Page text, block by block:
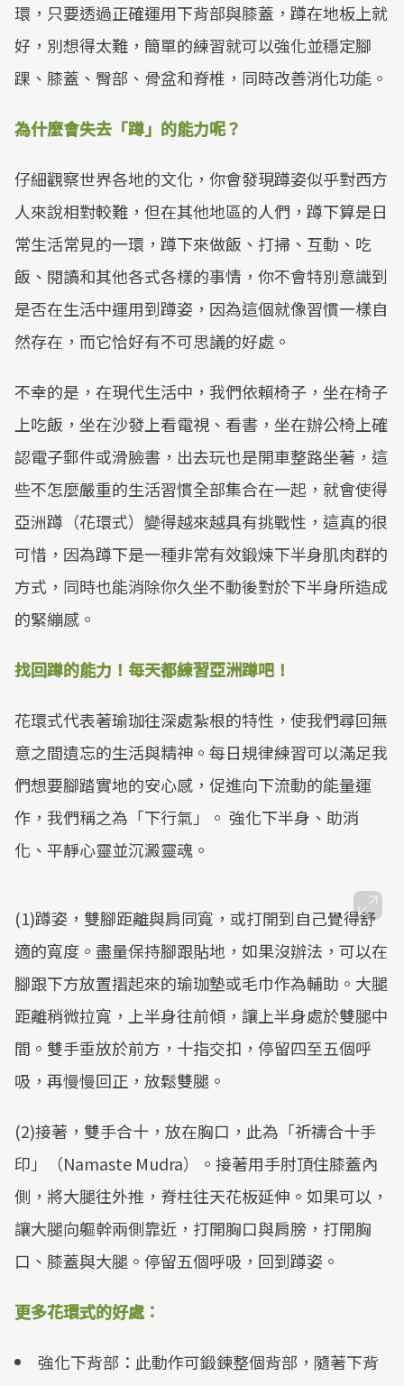
環，只要透過正確運用下背部與膝蓋，蹲在地板上就
好，別想得太難，簡單的練習就可以強化並穩定腳
踝、膝蓋、臀部、骨盆和脊椎，同時改善消化功能。
為什麼會失去「蹲」的能力呢？
仔細觀察世界各地的文化，你會發現蹲姿似乎對西方
人來說相對較難，但在其他地區的人們，蹲下算是日
常生活常見的一環，蹲下來做飯、打掃、互動、吃
飯、閱讀和其他各式各樣的事情，你不會特別意識到
是否在生活中運用到蹲姿，因為這個就像習慣一樣自
然存在，而它恰好有不可思議的好處。
不幸的是，在現代生活中，我們依賴椅子，坐在椅子
上吃飯，坐在沙發上看電視、看書，坐在辦公椅上確
認電子郵件或滑臉書，出去玩也是開車整路坐著，這
些不怎麼嚴重的生活習慣全部集合在一起，就會使得
亞洲蹲（花環式）變得越來越具有挑戰性，這真的很
可惜，因為蹲下是一種非常有效鍛煉下半身肌肉群的
方式，同時也能消除你久坐不動後對於下半身所造成
的緊繃感。
找回蹲的能力！每天都練習亞洲蹲吧！
花環式代表著瑜珈往深處紮根的特性，使我們尋回無
意之間遺忘的生活與精神。每日規律練習可以滿足我
們想要腳踏實地的安心感，促進向下流動的能量運
作，我們稱之為「下行氣」。 強化下半身、助消
化、平靜心靈並沉澱靈魂。
(1)蹲姿，雙腳距離與肩同寬，或打開到自己覺得舒
適的寬度。盡量保持腳跟貼地，如果沒辦法，可以在
腳跟下方放置摺起來的瑜珈墊或毛巾作為輔助。大腿
距離稍微拉寬，上半身往前傾，讓上半身處於雙腿中
間。雙手垂放於前方，十指交扣，停留四至五個呼
吸，再慢慢回正，放鬆雙腿。
(2)接著，雙手合十，放在胸口，此為「祈禱合十手
印」（Namaste Mudra）。接著用手肘頂住膝蓋內
側，將大腿往外推，脊柱往天花板延伸。如果可以，
讓大腿向軀幹兩側靠近，打開胸口與肩膀，打開胸
口、膝蓋與大腿。停留五個呼吸，回到蹲姿。
更多花環式的好處：
強化下背部：此動作可鍛鍊整個背部，隨著下背